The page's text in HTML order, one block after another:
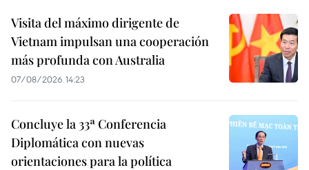
Visita del máximo dirigente de
Vietnam impulsan una cooperación
más profunda con Australia
07/08/2026 14:23
Concluye la 33ª Conferencia
Diplomática con nuevas
orientaciones para la política